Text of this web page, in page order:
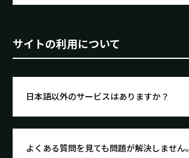
サイトの利用について
日本語以外のサービスはありますか？
よくある質問を見ても問題が解決しません。